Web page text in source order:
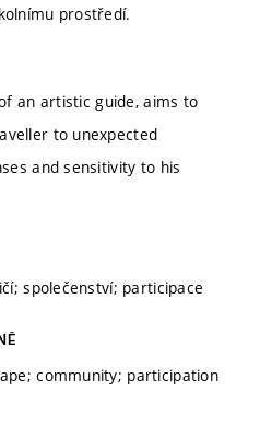
prostředí.
an artistic guide, aims to
to unexpected
and sensitivity to his
společenství; participace
community; participation